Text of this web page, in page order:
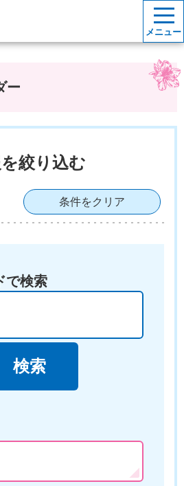
メニュー
ー
絞り込む
条件をクリア
で検索